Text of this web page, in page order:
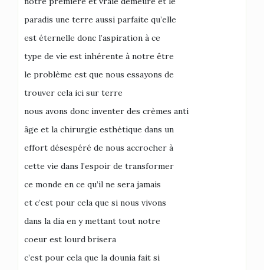
paradis une terre aussi parfaite qu’elle
est éternelle donc l’aspiration à ce
type de vie est inhérente à notre être
le problème est que nous essayons de
trouver cela ici sur terre
nous avons donc inventer des crèmes anti
âge et la chirurgie esthétique dans un
effort désespéré de nous accrocher à
cette vie dans l’espoir de transformer
ce monde en ce qu’il ne sera jamais
et c’est pour cela que si nous vivons
dans la dia en y mettant tout notre
coeur est lourd brisera
c’est pour cela que la dounia fait si